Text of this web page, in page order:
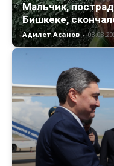
Мальчик,
Бишкеке,
Адилет Асанов -